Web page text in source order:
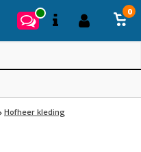
0
Hofheer kleding